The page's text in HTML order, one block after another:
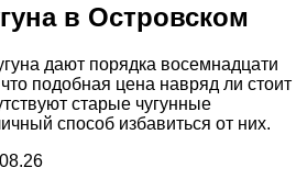
в Островском
дают порядка восемнадцати
подобная цена навряд ли стоит
старые чугунные
способ избавиться от них.